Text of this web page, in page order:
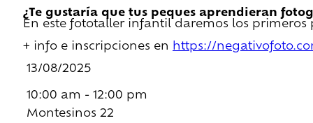
¿Te gustaría que tus peques aprendieran
En este fototaller infantil daremos los
+ info e inscripciones en https://
13/08/2025
10:00 am - 12:00 pm
Montesinos 22